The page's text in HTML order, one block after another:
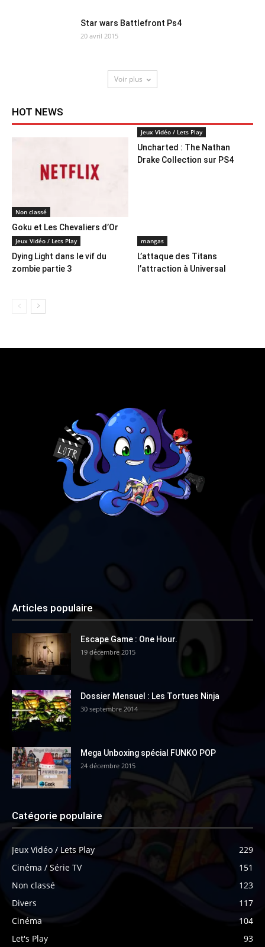
Star wars Battlefront Ps4
20 avril 2015
Voir plus
HOT NEWS
Non classé
Goku et Les Chevaliers d’Or
sur Netflix
Jeux Vidéo / Lets Play
Uncharted : The Nathan
Drake Collection sur PS4
Jeux Vidéo / Lets Play
Dying Light dans le vif du
zombie partie 3
mangas
L’attaque des Titans
l’attraction à Universal
Articles populaire
Escape Game : One Hour.
19 décembre 2015
Dossier Mensuel : Les Tortues Ninja
30 septembre 2014
Mega Unboxing spécial FUNKO POP
24 décembre 2015
Catégorie populaire
Jeux Vidéo / Lets Play
229
Cinéma / Série TV
151
Non classé
123
Divers
117
Cinéma
104
Let's Play
93